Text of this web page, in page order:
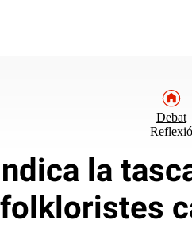
Debat
Reflexió
la
folkloristes